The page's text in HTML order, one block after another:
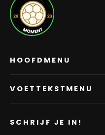
HOOFDMENU
VOETTEKSTMENU
SCHRIJF JE IN!